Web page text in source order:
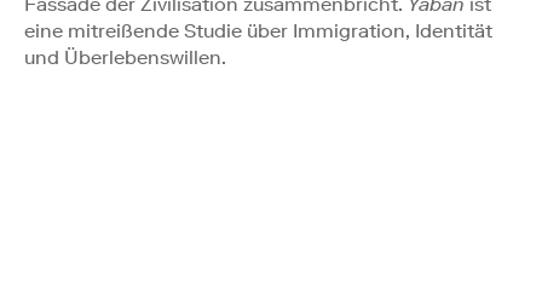
eine mitreißende Studie über Immigration, Identität
und Überlebenswillen.